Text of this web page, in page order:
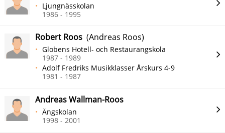
Ljungnässkolan
1986 - 1995
Robert Roos (Andreas Roos)
Globens Hotell- och Restaurangskola
1987 - 1989
Adolf Fredriks Musikklasser Årskurs 4-9
1981 - 1987
Andreas Wallman-Roos
Ängskolan
1998 - 2001